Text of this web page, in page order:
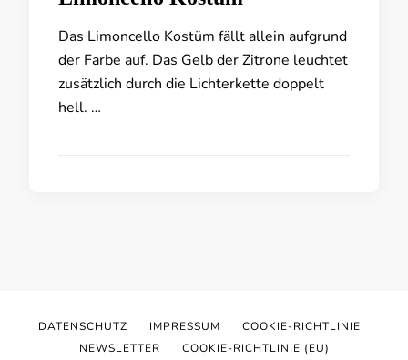
Das Limoncello Kostüm fällt allein aufgrund
der Farbe auf. Das Gelb der Zitrone leuchtet
zusätzlich durch die Lichterkette doppelt
hell. …
DATENSCHUTZ IMPRESSUM
COOKIE-RICHTLINIE
NEWSLETTER
COOKIE-RICHTLINIE (EU)